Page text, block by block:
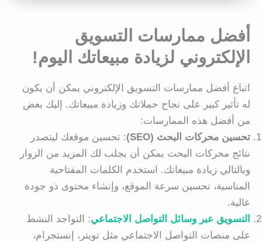
أفضل ممارسات التسويق
الإلكتروني لزيادة مبيعاتك اليوم!
اتباع أفضل ممارسات التسويق الإلكتروني يمكن أن يكون
له تأثير كبير على نجاح حملاتك وزيادة مبيعاتك. إليك بعض
من أفضل هذه الممارسات:
تحسين محركات البحث (SEO)
: تحسين موقعك ليتصدر
نتائج محركات البحث يمكن أن يجلب لك المزيد من الزوار
وبالتالي زيادة مبيعاتك. استخدم الكلمات المفتاحية
المناسبة، تحسين سرعة الموقع، وإنشاء محتوى ذو جودة
عالية.
التسويق عبر وسائل التواصل الاجتماعي: التواجد النشط
على منصات التواصل الاجتماعي مثل تويتر، إنستجرام،